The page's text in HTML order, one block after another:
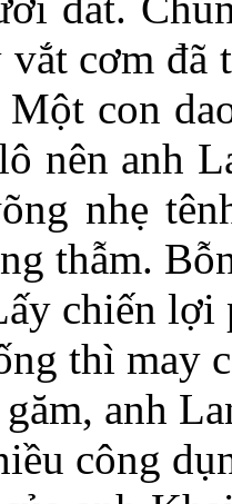
cơm đã
Một con
nên anh
nhẹ
thẫm.
chiến lợi
thì may
anh
công